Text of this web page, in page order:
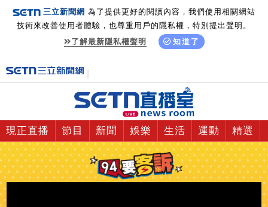
三立新聞網 為了提供更好的閱讀內容，我們使用相關網站
技術來改善使用者體驗，也尊重用戶的隱私權，特別提出聲明。
了解最新隱私權聲明
知道了
現正直播 節目 新聞 娛樂 生活 運動 精選